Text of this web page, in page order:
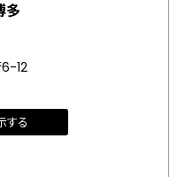
多
12
する